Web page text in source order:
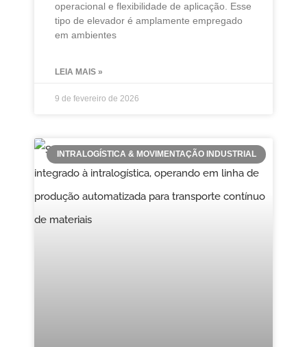
operacional e flexibilidade de aplicação. Esse
tipo de elevador é amplamente empregado
em ambientes
LEIA MAIS »
9 de fevereiro de 2026
INTRALOGÍSTICA & MOVIMENTAÇÃO INDUSTRIAL